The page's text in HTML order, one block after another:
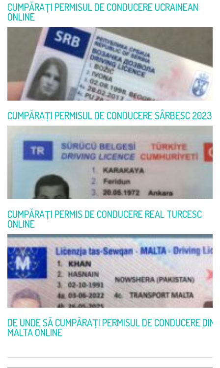
CUMPĂRAȚI PERMISUL DE CONDUCERE UCRAINEAN
ONLINE
CUMPĂRAȚI PERMISUL DE CONDUCERE SÂRBESC 2023
CUMPĂRAȚI PERMIS DE CONDUCERE REAL TURCESC
ONLINE
DE UNDE SĂ CUMPĂRAȚI PERMISUL DE CONDUCERE DIN
MALTA ONLINE